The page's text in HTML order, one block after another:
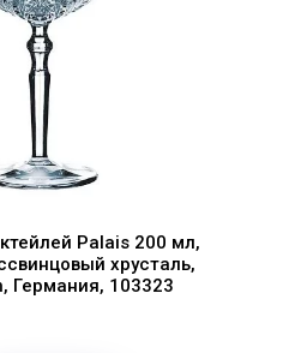
Palais 200 мл,
хрусталь,
Германия, 103323